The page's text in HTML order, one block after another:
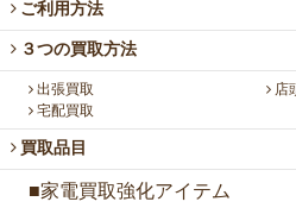
ご利用方法
３つの買取方法
出張買取
店
宅配買取
買取品目
■家電買取強化アイテム